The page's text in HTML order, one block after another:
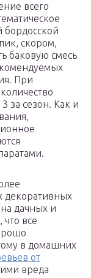
всего
скором,
баковую смесь
При
за сезон. Как и
декоративных
дачных и
что все
в домашних
от
вреда